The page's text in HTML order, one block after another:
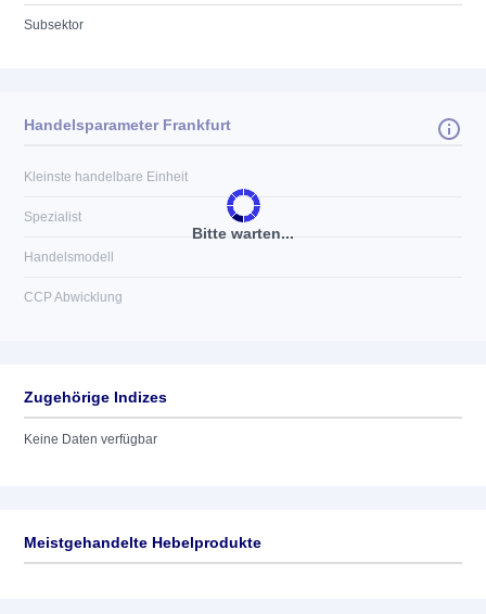
Subsektor
Bitte warten...
Handelsparameter Frankfurt
Kleinste handelbare Einheit
Spezialist
Handelsmodell
CCP Abwicklung
Zugehörige Indizes
Keine Daten verfügbar
Meistgehandelte Hebelprodukte